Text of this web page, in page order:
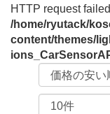
HTTP request
/home/ryutack/
content/themes/